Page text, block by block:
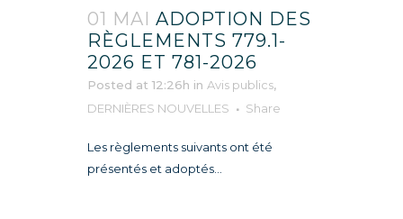
01 MAI ADOPTION DES
RÈGLEMENTS 779.1-
2026 ET 781-2026
Posted at 12:26h in Avis publics,
DERNIÈRES NOUVELLES
Share
Les règlements suivants ont été
présentés et adoptés...